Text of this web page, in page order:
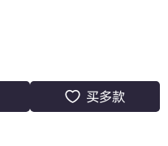
 买多款